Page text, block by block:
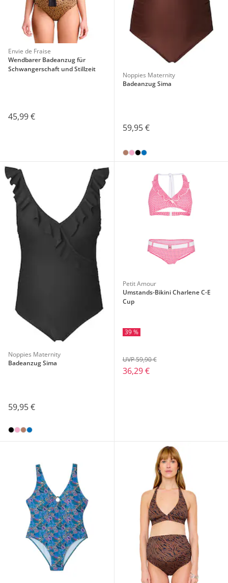
Envie de Fraise
Wendbarer Badeanzug für
Schwangerschaft und Stillzeit
45,99 €
Noppies Maternity
Badeanzug Sima
59,95 €
Noppies Maternity
Badeanzug Sima
59,95 €
Petit Amour
Umstands-Bikini Charlene C-E
Cup
39 %
36,29 €
UVP 59,90 €